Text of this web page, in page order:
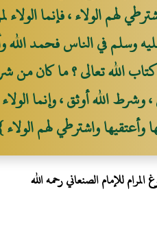
لهم الولاء ، فإنما
وسلم في الناس فحمد الله
الله تعالى ؟ ما كان
الله أوثق ، وإنما
واشترطي لهم
للإمام الصنعاني رحمه الله